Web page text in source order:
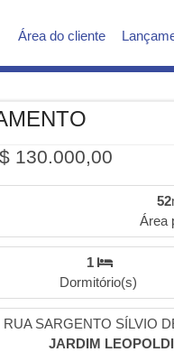
Área do cliente
130.000,00
52
Área
1
Dormitório(s)
RUA SARGENTO SÍLVIO
JARDIM